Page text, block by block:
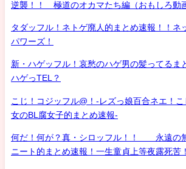
逆襲！！ 極道のオカマたち編（おもしろ動
タダッフル！ネトゲ廃人的まとめ速報！！ネ
パワーズ！
新・ハゲッフル！哀愁のハゲ男の髪ってるま
ハゲっTEL？
こじ！コジッフル@！-レズっ娘百合ネエ！
女のBL腐女子的まとめ速報-
何だ！何が？真・シロッフル！！ 永遠の
ニート的まとめ速報！一生童貞上等夜露死苦！